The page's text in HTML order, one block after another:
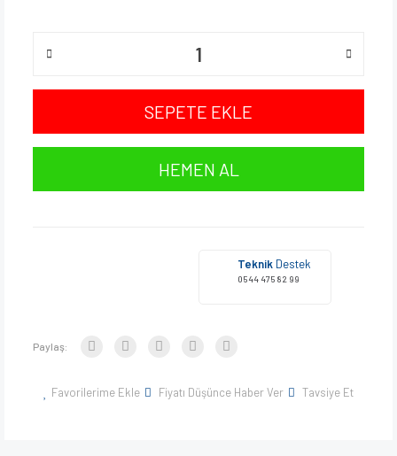
SEPETE EKLE
HEMEN AL
Teknik Destek
0544 475 82 99
Paylaş:
Favorilerime Ekle Fiyatı Düşünce Haber Ver Tavsiye Et